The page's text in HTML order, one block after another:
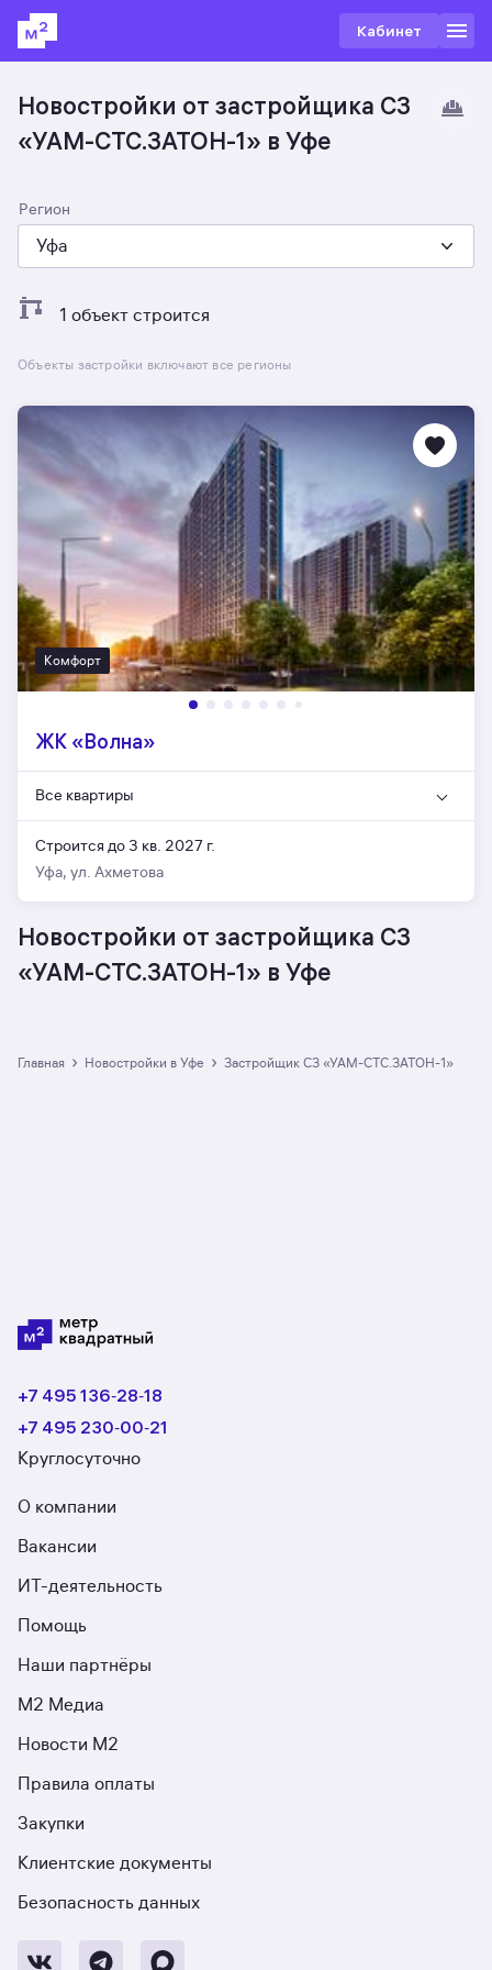
Кабинет
Новостройки от застройщика СЗ
«УАМ-СТС.ЗАТОН-1» в Уфе
Регион
Уфа
1 объект строится
Объекты застройки включают все регионы
Комфорт
ЖК «Волна»
Все квартиры
Строится до 3 кв. 2027 г.
Уфа, ул. Ахметова
Новостройки от застройщика СЗ
«УАМ-СТС.ЗАТОН-1» в Уфе
Главная › Новостройки в Уфе › Застройщик СЗ «УАМ-СТС.ЗАТОН-1»
+7 495 136‑28‑18
+7 495 230‑00‑21
Круглосуточно
О компании
Вакансии
ИТ-деятельность
Помощь
Наши партнёры
М2 Медиа
Новости М2
Правила оплаты
Закупки
Клиентские документы
Безопасность данных